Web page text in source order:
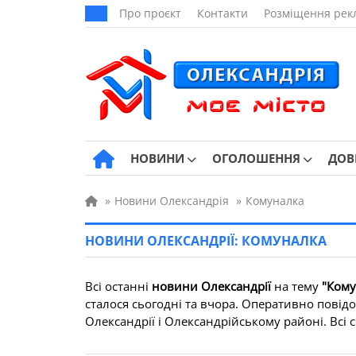
Про проєкт Контакти Розміщення
НОВИНИ ОГОЛОШЕННЯ
» Новини Олександрія » Комуналка
НОВИНИ ОЛЕКСАНДРІЇ: КОМУНАЛКА
Всі останні новини Олександріїна тему
сталося сьогодні та вчора. Оперативно
Олександрії і Олександрійському районі. Всі